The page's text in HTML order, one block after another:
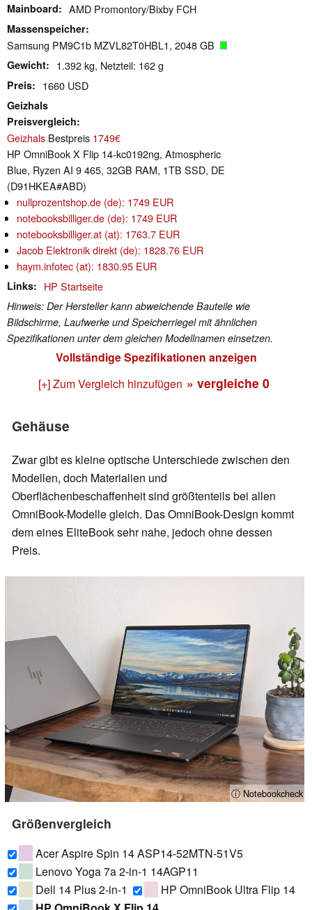
Mainboard AMD Promontory/Bixby FCH
Massenspeicher
Samsung PM9C1b MZVL82T0HBL1, 2048 GB
Gewicht 1.392 kg, Netzteil: 162 g
Preis 1660 USD
Geizhals
Preisvergleich
Geizhals Bestpreis 1749€
HP OmniBook X Flip 14-kc0192ng, Atmospheric
Blue, Ryzen AI 9 465, 32GB RAM, 1TB SSD, DE
(D91HKEA#ABD)
nullprozentshop.de (de): 1749 EUR
notebooksbilliger.de (de): 1749 EUR
notebooksbilliger.at (at): 1763.7 EUR
Jacob Elektronik direkt (de): 1828.76 EUR
haym.infotec (at): 1830.95 EUR
Links HP Startseite
Hinweis: Der Hersteller kann abweichende Bauteile wie
Bildschirme, Laufwerke und Speicherriegel mit ähnlichen
Spezifikationen unter dem gleichen Modellnamen einsetzen.
Vollständige Spezifikationen anzeigen
[+] Zum Vergleich hinzufügen » vergleiche 0
Gehäuse
Zwar gibt es kleine optische Unterschiede zwischen den
Modellen, doch Materialien und
Oberflächenbeschaffenheit sind größtenteils bei allen
OmniBook-Modelle gleich. Das OmniBook-Design kommt
dem eines EliteBook sehr nahe, jedoch ohne dessen
Preis.
ⓘ Notebookcheck
Größenvergleich
Acer Aspire Spin 14 ASP14-52MTN-51V5
Lenovo Yoga 7a 2-in-1 14AGP11
Dell 14 Plus 2-in-1
HP OmniBook Ultra Flip 14